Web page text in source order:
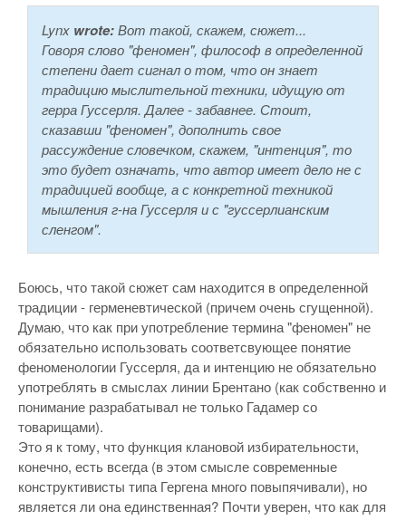
Lynx wrote:Вот такой, скажем, сюжет...
Говоря слово "феномен", философ в определенной
степени дает сигнал о том, что он знает
традицию мыслительной техники, идущую от
герра Гуссерля. Далее - забавнее. Стоит,
сказавши "феномен", дополнить свое
рассуждение словечком, скажем, "интенция", то
это будет означать, что автор имеет дело не с
традицией вообще, а с конкретной техникой
мышления г-на Гуссерля и с "гуссерлианским
сленгом".
Боюсь, что такой сюжет сам находится в определенной
традиции - герменевтической (причем очень сгущенной).
Думаю, что как при употребление термина "феномен" не
обязательно использовать соответсвующее понятие
феноменологии Гуссерля, да и интенцию не обязательно
употреблять в смыслах линии Брентано (как собственно и
понимание разрабатывал не только Гадамер со
товарищами).
Это я к тому, что функция клановой избирательности,
конечно, есть всегда (в этом смысле современные
конструктивисты типа Гергена много повыпячивали), но
является ли она единственная? Почти уверен, что как для